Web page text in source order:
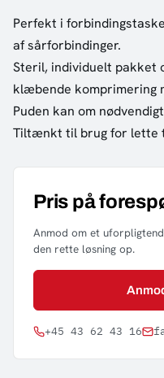
Perfekt i
af sårforbindinger.
Steril, individuelt pakket
klæbende komprimering
Puden kan om
Tiltænkt til brug for lette
Pris på
Anmod om et
den rette løsning op.
+45 43 62 43 16